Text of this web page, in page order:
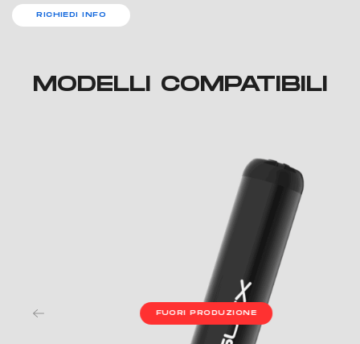
RICHIEDI INFO
MODELLI COMPATIBILI
FUORI PRODUZIONE